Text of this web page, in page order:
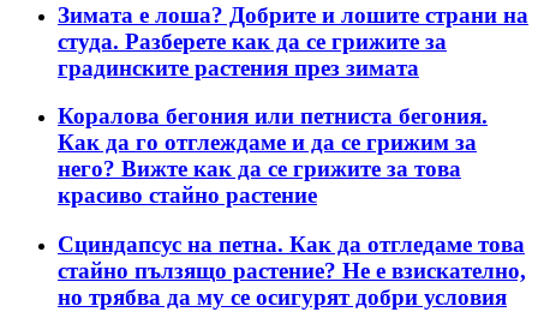
Зимата е лоша? Добрите и лошите страни на
студа. Разберете как да се грижите за
градинските растения през зимата
Коралова бегония или петниста бегония.
Как да го отглеждаме и да се грижим за
него? Вижте как да се грижите за това
красиво стайно растение
Сциндапсус на петна. Как да отгледаме това
стайно пълзящо растение? Не е взискателно,
но трябва да му се осигурят добри условия